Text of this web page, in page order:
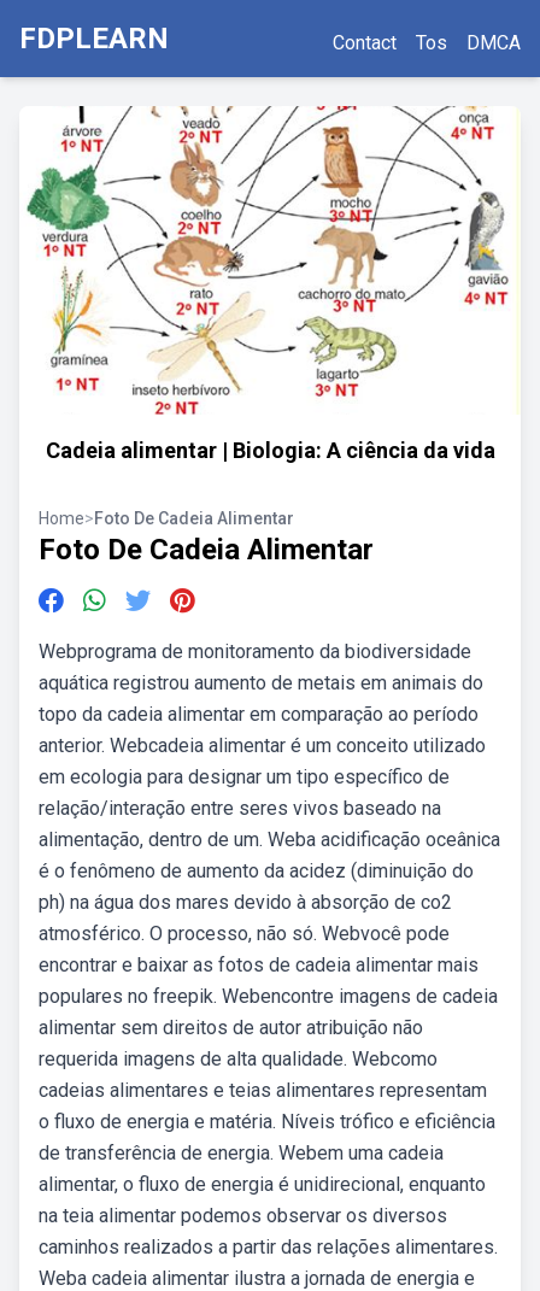
FDPLEARN Contact Tos DMCA
Cadeia alimentar | Biologia: A ciência da vida
Home>Foto De Cadeia Alimentar
Foto De Cadeia Alimentar
Webprograma de monitoramento da biodiversidade
aquática registrou aumento de metais em animais do
topo da cadeia alimentar em comparação ao período
anterior. Webcadeia alimentar é um conceito utilizado
em ecologia para designar um tipo específico de
relação/interação entre seres vivos baseado na
alimentação, dentro de um. Weba acidificação oceânica
é o fenômeno de aumento da acidez (diminuição do
ph) na água dos mares devido à absorção de co2
atmosférico. O processo, não só. Webvocê pode
encontrar e baixar as fotos de cadeia alimentar mais
populares no freepik. Webencontre imagens de cadeia
alimentar sem direitos de autor atribuição não
requerida imagens de alta qualidade. Webcomo
cadeias alimentares e teias alimentares representam
o fluxo de energia e matéria. Níveis trófico e eficiência
de transferência de energia. Webem uma cadeia
alimentar, o fluxo de energia é unidirecional, enquanto
na teia alimentar podemos observar os diversos
caminhos realizados a partir das relações alimentares.
Weba cadeia alimentar ilustra a jornada de energia e